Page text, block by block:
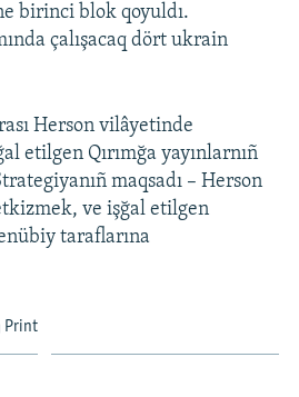
birinci blok qoyuldı.
çalışacaq dört ukrain
Herson vilâyetinde
etilgen Qırımğa yayınlarnıñ
maqsadı – Herson
ve işğal etilgen
taraflarına
Print